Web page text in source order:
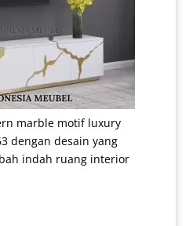
marble motif luxury
dengan desain yang
indah ruang interior